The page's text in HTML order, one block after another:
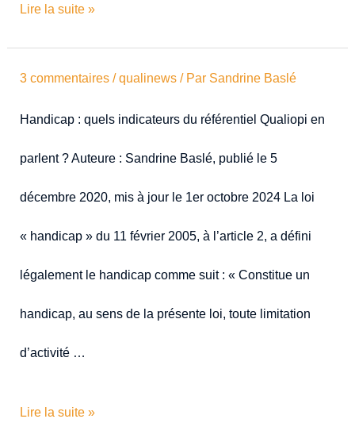
Lire la suite »
3 commentaires /qualinews / Par Sandrine Baslé
Handicap : quels indicateurs du référentiel Qualiopi en
parlent ? Auteure : Sandrine Baslé, publié le 5
décembre 2020, mis à jour le 1er octobre 2024 La loi
« handicap » du 11 février 2005, à l’article 2, a défini
légalement le handicap comme suit : « Constitue un
handicap, au sens de la présente loi, toute limitation
d’activité …
Lire la suite »